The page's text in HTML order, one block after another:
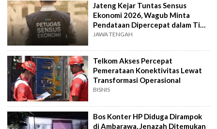
Jateng Kejar Tuntas Sensus
Ekonomi 2026, Wagub Minta
Pendataan Dipercepat dalam Tiga
Pekan
JAWA TENGAH
Telkom Akses Percepat
Pemerataan Konektivitas Lewat
Transformasi Operasional
BISNIS
Bos Konter HP Diduga Dirampok
di Ambarawa, Jenazah Ditemukan